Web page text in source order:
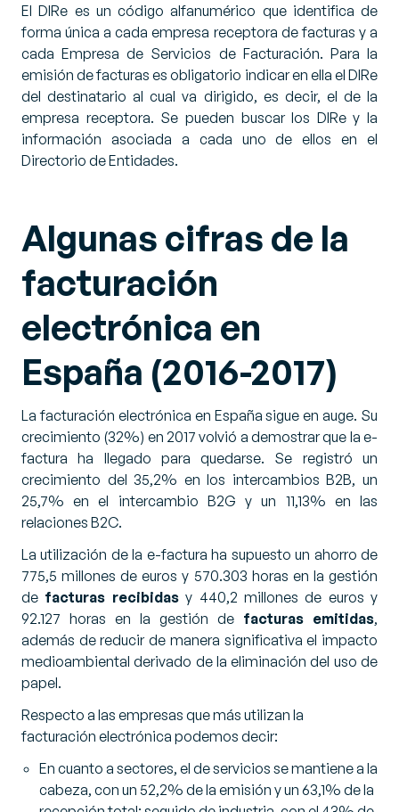
El DIRe es un código alfanumérico que identifica de
forma única a cada empresa receptora de facturas y a
cada Empresa de Servicios de Facturación. Para la
emisión de facturas es obligatorio indicar en ella el DIRe
del destinatario al cual va dirigido, es decir, el de la
empresa receptora. Se pueden buscar los DIRe y la
información asociada a cada uno de ellos en el
Directorio de Entidades.
Algunas cifras de la
facturación
electrónica en
España (2016-2017)
La facturación electrónica en España sigue en auge. Su
crecimiento (32%) en 2017 volvió a demostrar que la e-
factura ha llegado para quedarse. Se registró un
crecimiento del 35,2% en los intercambios B2B, un
25,7% en el intercambio B2G y un 11,13% en las
relaciones B2C.
La utilización de la e-factura ha supuesto un ahorro de
775,5 millones de euros y 570.303 horas en la gestión
de facturas recibidasy 440,2 millones de euros y
92.127 horas en la gestión de facturas emitidas,
además de reducir de manera significativa el impacto
medioambiental derivado de la eliminación del uso de
papel.
Respecto a las empresas que más utilizan la
facturación electrónica podemos decir:
En cuanto a sectores, el de servicios se mantiene a la
cabeza, con un 52,2% de la emisión y un 63,1% de la